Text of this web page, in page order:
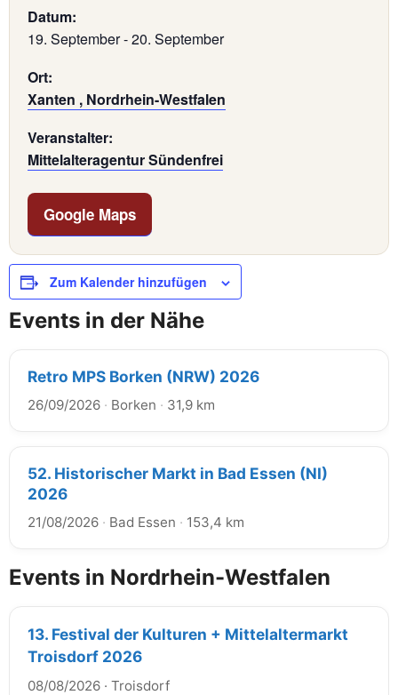
Datum:
19. September-20. September
Ort:
Xanten , Nordrhein-Westfalen
Veranstalter:
Mittelalteragentur Sündenfrei
Google Maps
Zum Kalender hinzufügen
Events in der Nähe
Retro MPS Borken (NRW) 2026
26/09/2026 · Borken · 31,9 km
52. Historischer Markt in Bad Essen (NI)
2026
21/08/2026 · Bad Essen · 153,4 km
Events in Nordrhein-Westfalen
13. Festival der Kulturen + Mittelaltermarkt
Troisdorf 2026
08/08/2026 · Troisdorf